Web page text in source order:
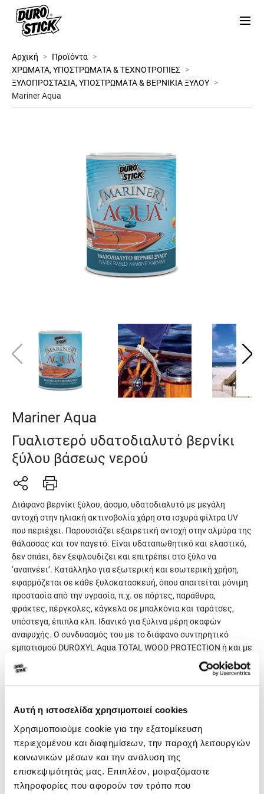
Αυτή η ιστοσελίδα χρησιμοποιεί cookies
Χρησιμοποιούμε cookie για την εξατομίκευση
περιεχομένου και διαφημίσεων, την παροχή λειτουργιών
κοινωνικών μέσων και την ανάλυση της
επισκεψιμότητάς μας. Επιπλέον, μοιραζόμαστε
πληροφορίες που αφορούν τον τρόπο που
Αρχική > Προϊόντα >
ΧΡΩΜΑΤΑ, ΥΠΟΣΤΡΩΜΑΤΑ & ΤΕΧΝΟΤΡΟΠΙΕΣ >
ΞΥΛΟΠΡΟΣΤΑΣΙΑ, ΥΠΟΣΤΡΩΜΑΤΑ & ΒΕΡΝΙΚΙΑ ΞΥΛΟΥ >
Mariner Aqua
Mariner Aqua
Γυαλιστερό υδατοδιαλυτό βερνίκι
ξύλου βάσεως νερού
Διάφανο βερνίκι ξύλου, άοσμο, υδατοδιαλυτό με μεγάλη
αντοχή στην ηλιακή ακτινοβολία χάρη στα ισχυρά φίλτρα UV
που περιέχει. Παρουσιάζει εξαιρετική αντοχή στην αλμύρα της
θάλασσας και τον παγετό. Είναι υδαταπωθητικό και ελαστικό,
δεν σπάει, δεν ξεφλουδίζει και επιτρέπει στο ξύλο να
‘αναπνέει’. Κατάλληλο για εξωτερική και εσωτερική χρήση,
εφαρμόζεται σε κάθε ξυλοκατασκευή, όπου απαιτείται μόνιμη
προστασία από την υγρασία, π.χ. σε πόρτες, παράθυρα,
φράκτες, πέργκολες, κάγκελα σε μπαλκόνια και ταράτσες,
υπόστεγα, έπιπλα κλπ. Ιδανικό για ξύλινα μέρη σκαφών
αναψυχής. Ο συνδυασμός του με το διάφανο συντηρητικό
εμποτισμού DUROXYL Αqua TOTAL WOOD PROTECTION ή και με
τα έγχρωμα βερνίκια DUROXYL ΑQUA, αποτελεί κορυφαίο
σύστημα ξυλοπροστασίας με διαχρονική αντοχή. Διατίθεται σε
γυαλιστερό φινίρισμα.
Γενικά χαρακτηριστικά
Απόδοση
Περίπου 7-12m²/lt ανά
στρώση, στις κατάλληλα
προετοιμασμένες